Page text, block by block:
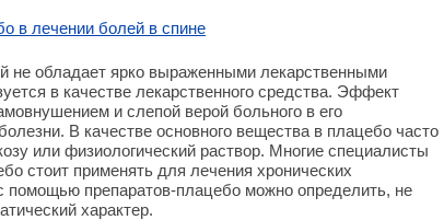
в лечении болей в спине
не обладает ярко выраженными лекарственными
в качестве лекарственного средства. Эффект
и слепой верой больного в его
В качестве основного вещества в плацебо часто
или физиологический раствор. Многие специалисты
стоит применять для лечения хронических
помощью препаратов-плацебо можно определить, не
характер.